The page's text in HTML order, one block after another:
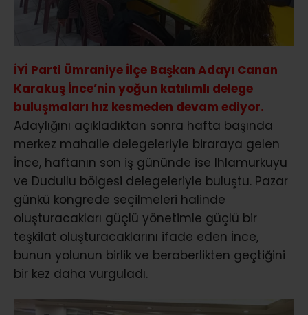
İYİ Parti Ümraniye İlçe Başkan Adayı Canan
Karakuş İnce’nin yoğun katılımlı delege
buluşmaları hız kesmeden devam ediyor.
Adaylığını açıkladıktan sonra hafta başında
merkez mahalle delegeleriyle biraraya gelen
İnce, haftanın son iş gününde ise Ihlamurkuyu
ve Dudullu bölgesi delegeleriyle buluştu. Pazar
günkü kongrede seçilmeleri halinde
oluşturacakları güçlü yönetimle güçlü bir
teşkilat oluşturacaklarını ifade eden İnce,
bunun yolunun birlik ve beraberlikten geçtiğini
bir kez daha vurguladı.